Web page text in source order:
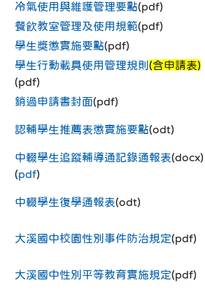
冷氣使用與維護管理要點(pdf)
餐飲教室管理及使用規範(pdf)
學生獎懲實施要點(pdf)
學生行動載具使用管理規則 (含申請表)
(pdf)
銷過申請書封面(pdf)
認輔學生推薦表懲實施要點(odt)
中輟學生追蹤輔導通記錄通報表(docx)
(pdf)
中輟學生復學通報表(odt)
大溪國中校園性別事件防治規定(pdf)
大溪國中性別平等教育實施規定(pdf)